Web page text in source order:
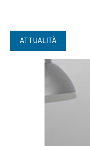
ATTUALITÀ